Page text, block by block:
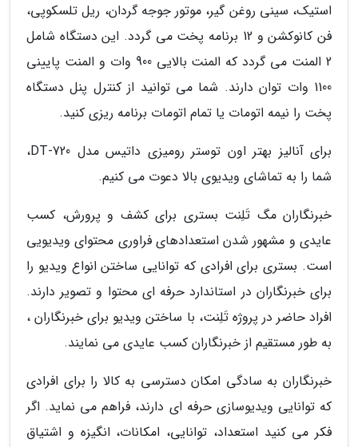
استیک، سینی روغن گیر، موتور جوجه گردان، ریل تلسکوپی،
فن کانوکشن و 12 برنامه پخت می گردد. این دستگاه شامل
2 المنت می گردد که المنت بالایی 900 وات و المنت پایینی
1100 وات توان دارند. شما می توانید از کنترل پنل دستگاه
پخت را نیمه اتومات یا تمام اتومات برنامه ریزی کنید.
برای آنالیز بهتر اون توستر رومیزی داتیس مدل DT-720،
شما را به تماشای ویدیوی بالا دعوت می کنیم.
خبرنگاران مگ تَلِنت بستری برای کشف و پرورش، کسب
عایدی و مشهور شدن استعدادهای فراوری محتوای ویدیویی
است. بستری برای افرادی که توانایی ساختن انواع ویدیو را
برای خبرنگاران در استاندارد حرفه ای محتوا و تصویر دارند.
افراد حاضر در پروژه تَلِنت، با ساختن ویدیو برای خبرنگاران ،
به طور مستقیم از خبرنگاران کسب عایدی می نمایند.
خبرنگاران به سادگی امکان دسترسی به کالا را برای افرادی
که توانایی ویدیوسازی حرفه ای دارند، فراهم می نماید. اگر
فکر می کنید استعداد، توانایی، امکانات، انگیزه و اشتیاق